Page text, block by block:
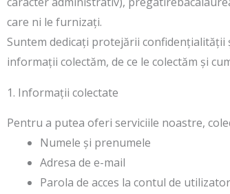
care ni le furnizați.
Suntem dedicați protejării
informații colectăm, de ce le colectăm și
1. Informații colectate
Pentru a putea oferi serviciile noastre,
Numele și prenumele
Adresa de e-mail
Parola de acces la contul de utilizator